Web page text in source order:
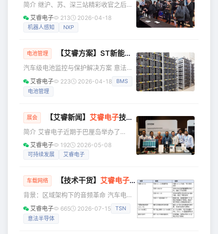
遍。 不管是SiC MOSFET还是IGBT，并
联的目标都是实现电流的均匀分布，且
消除芯片间的振荡。为了达到这一目
简介 继沪、苏、深三站精彩收官之后，
艾睿电子联合 onsemi、Altera、
Amphenol、Molex、Murata、NXP 多
决方案路演」台中、台北站圆满落幕！
者与企业代表，共同探讨 AMR 领域核心
技术突破与创新应用方向，解锁智能移
动机器人设计新可能。 本次路演以 “破
艾睿电子 213 2026-04-18
机器人感知 NXP
电池管理 【艾睿方案】ST新能源汽车BMS解决方案L9965A调试笔记
汽车级电池监控与保护解决方案 意法半
导体 L9965A 是一款锂离子电池监测和
保护芯片，适用于高可靠性汽车应用和
求。芯片对每个电池的电压测量精度
高。该设备最多可以监控10个NTC。信
息通过SPI通信或隔离接口VIF总线传
输。 项目经验与问题解决 艾睿电子拥有
在支持大型车企软硬件开发测试的全套
艾睿电子 223 2026-04-18
BMS
电池管理
展会 【艾睿新闻】 艾睿电子技术解决方案展 2026 - SAKJ 区
简介 艾睿电子近期于巴厘岛举办了
2026 解决方案科技大秀，以「赋能绿色
智能」为主题，推动工程导向的创新实
技术与供应链领域的核心价值，促进行
吸引超过 300 名与会者，包括供应商、
客户及工程技术人员。现场设立近 30 个
技术展示展位，重点呈现电气化、人工
艾睿电子 192 2026-05-08
可持续发展 艾睿电子
车载网络 【技术干货】 艾睿电子助力意法半导体 ZCU分布
背景：区域架构下的音频革命 汽车电子
电气架构正经历从分布式ECU向功能域
控制（Domain），再到区域控制
艾睿电子 665 2026-07-15
TSN
意法半导体